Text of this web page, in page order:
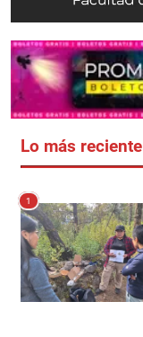
Lo más reciente
1